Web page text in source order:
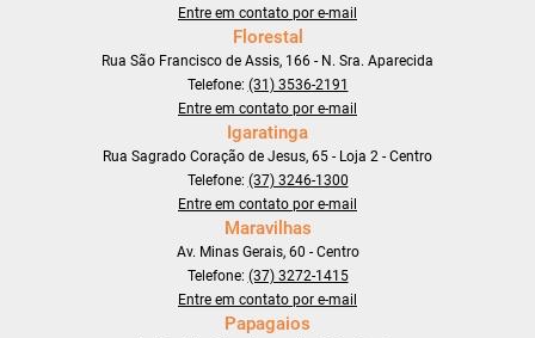
Entre em contato por e-mail
Florestal
Rua São Francisco de Assis, 166 - N. Sra. Aparecida
Telefone: (31) 3536-2191
Entre em contato por e-mail
Igaratinga
Rua Sagrado Coração de Jesus, 65 - Loja 2 - Centro
Telefone: (37) 3246-1300
Entre em contato por e-mail
Maravilhas
Av. Minas Gerais, 60 - Centro
Telefone: (37) 3272-1415
Entre em contato por e-mail
Papagaios